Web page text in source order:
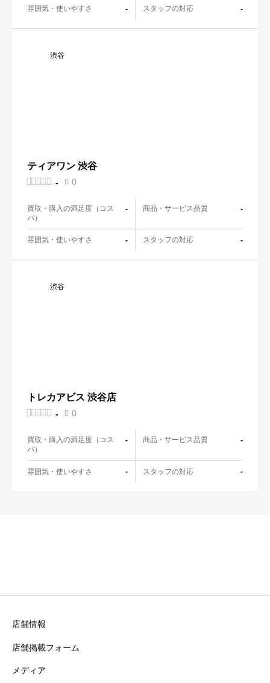
雰囲気・使いやすさ - スタッフの対応 -
渋谷
ティアワン 渋谷
   -  0
買取・購入の満足度（コス
パ）
- 商品・サービス品質 -
雰囲気・使いやすさ - スタッフの対応 -
渋谷
トレカアビス 渋谷店
   -  0
買取・購入の満足度（コス
パ）
- 商品・サービス品質 -
雰囲気・使いやすさ - スタッフの対応 -
店舗情報
店舗掲載フォーム
メディア